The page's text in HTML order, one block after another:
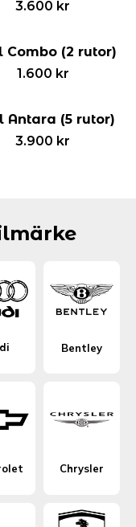
3.600 kr
Combo (2 rutor)
1.600 kr
Antara (5 rutor)
3.900 kr
Bentley
Chrysler